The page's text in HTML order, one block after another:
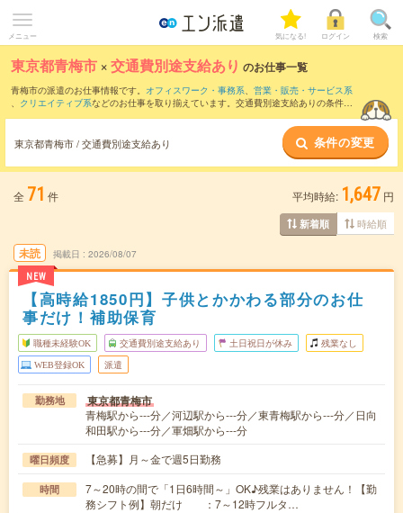
メニュー 気になる! ログイン 検索
東京都青梅市 ×交通費別途支給あり のお仕事一覧
青梅市の派遣のお仕事情報です。 オフィスワーク・事務系、 営業・販売・サービス系
、 クリエイティブ系などのお仕事を取り揃えています。交通費別途支給ありの条件の
東京都青梅市 / 交通費別途支給あり 条件の変更
全 71 件 平均時給: 1,647 円
新着順 時給順
未読
NEW
掲載日 2026/08/07
【高時給1850円】子供とかかわる部分のお仕
事だけ！補助保育
職種未経験OK 交通費別途支給あり 土日祝日が休み 残業なし
WEB登録OK 派遣
勤務地 東京都青梅市
青梅駅から---分／河辺駅から---分／東青梅駅から---分／日向
和田駅から---分／軍畑駅から---分
曜日頻度 【急募】月～金で週5日勤務
時間
7～20時の間で「1日6時間～」OK♪残業はありません！【勤
務シフト例】朝だけ ：7～12時フルタ…